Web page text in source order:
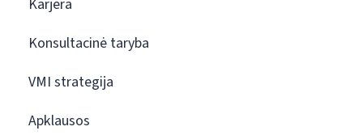
Karjera
Konsultacinė taryba
VMI strategija
Apklausos